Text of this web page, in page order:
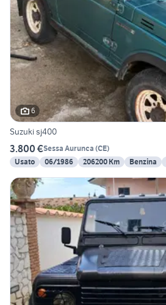
6
Suzuki sj400
3.800 €Sessa Aurunca (CE)
Usato
06/1986 206200 Km Benzina